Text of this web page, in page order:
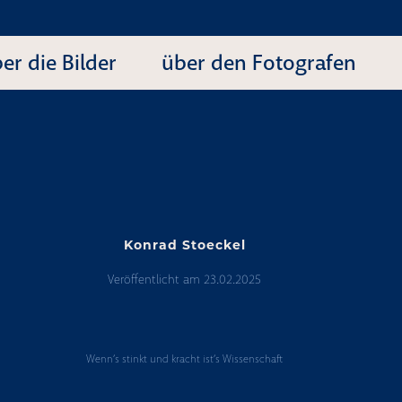
die Bilder über den Fotografen
Konrad Stoeckel
Veröffentlicht am 23.02.2025
Wenn’s stinkt und kracht ist’s Wissenschaft